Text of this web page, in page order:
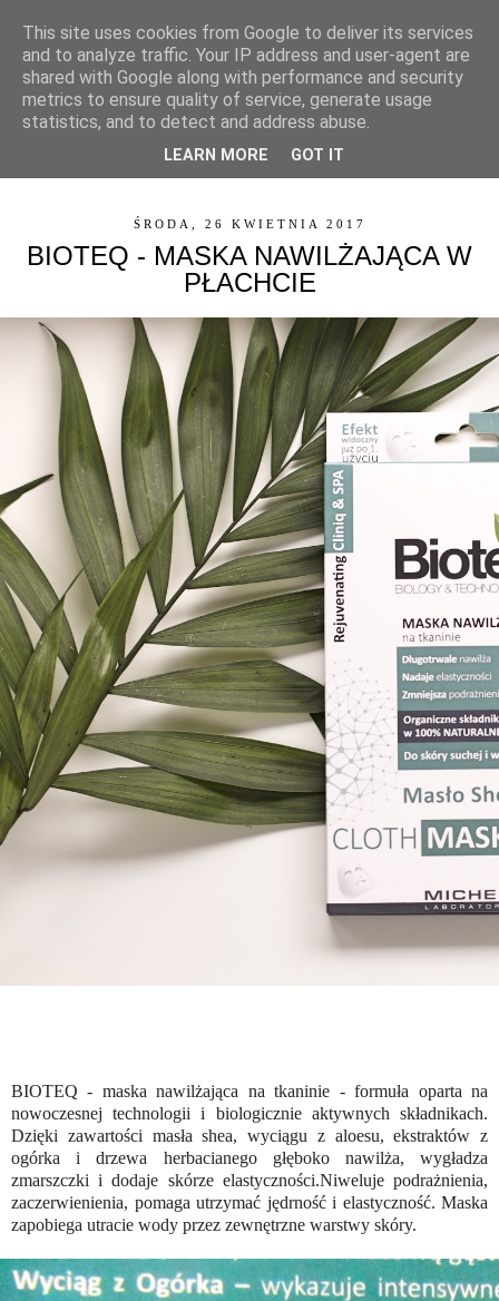
▼
ŚRODA, 26 KWIETNIA 2017
BIOTEQ - MASKA NAWILŻAJĄCA W
PŁACHCIE
BIOTEQ - maska nawilżająca na tkaninie - formuła oparta na
nowoczesnej technologii i biologicznie aktywnych składnikach.
Dzięki zawartości masła shea, wyciągu z aloesu, ekstraktów z
ogórka i drzewa herbacianego głęboko nawilża, wygładza
zmarszczki i dodaje skórze elastyczności.Niweluje podrażnienia,
zaczerwienienia, pomaga utrzymać jędrność i elastyczność. Maska
zapobiega utracie wody przez zewnętrzne warstwy skóry.
This site uses cookies from Google to deliver its services
and to analyze traffic. Your IP address and user-agent are
shared with Google along with performance and security
metrics to ensure quality of service, generate usage
statistics, and to detect and address abuse.
LEARN MORE GOT IT